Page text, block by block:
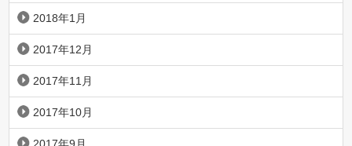
2018年1月
2017年12月
2017年11月
2017年10月